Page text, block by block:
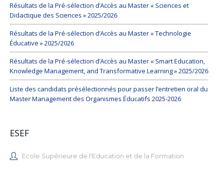
Résultats de la Pré-sélection d’Accès au Master « Sciences et
Didactique des Sciences » 2025/2026
Résultats de la Pré-sélection d’Accès au Master « Technologie
Éducative » 2025/2026
Résultats de la Pré-sélection d’Accès au Master « Smart Education,
Knowledge Management, and Transformative Learning » 2025/2026
Liste des candidats présélectionnés pour passer l’entretien oral du
Master Management des Organismes Éducatifs 2025-2026
ESEF
Ecole Supérieure de l'Education et de la Formation